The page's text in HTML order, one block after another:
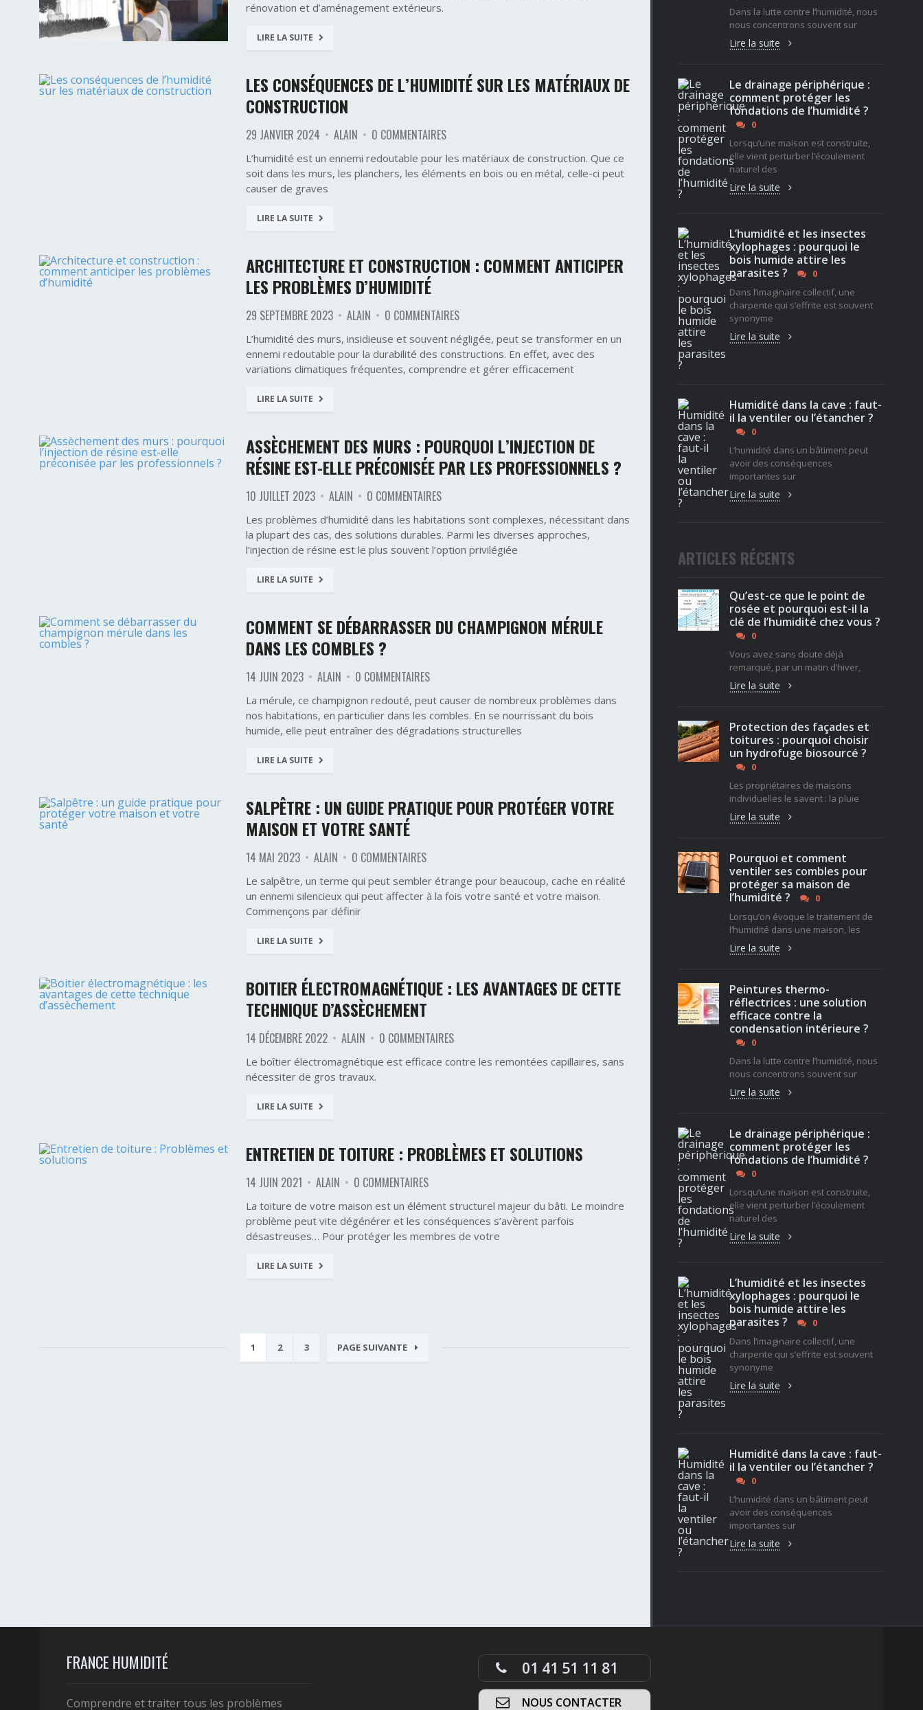
rénovation et d’aménagement extérieurs.
LIRE LA SUITE
LES CONSÉQUENCES DE L’HUMIDITÉ SUR LES MATÉRIAUX DE
CONSTRUCTION
29 JANVIER 2024 ALAIN 0 COMMENTAIRES
L’humidité est un ennemi redoutable pour les matériaux de construction. Que ce
soit dans les murs, les planchers, les éléments en bois ou en métal, celle-ci peut
causer de graves
LIRE LA SUITE
ARCHITECTURE ET CONSTRUCTION : COMMENT ANTICIPER
LES PROBLÈMES D’HUMIDITÉ
29 SEPTEMBRE 2023 ALAIN 0 COMMENTAIRES
L’humidité des murs, insidieuse et souvent négligée, peut se transformer en un
ennemi redoutable pour la durabilité des constructions. En effet, avec des
variations climatiques fréquentes, comprendre et gérer efficacement
LIRE LA SUITE
ASSÈCHEMENT DES MURS : POURQUOI L’INJECTION DE
RÉSINE EST-ELLE PRÉCONISÉE PAR LES PROFESSIONNELS ?
10 JUILLET 2023 ALAIN 0 COMMENTAIRES
Les problèmes d’humidité dans les habitations sont complexes, nécessitant dans
la plupart des cas, des solutions durables. Parmi les diverses approches,
l’injection de résine est le plus souvent l’option privilégiée
LIRE LA SUITE
COMMENT SE DÉBARRASSER DU CHAMPIGNON MÉRULE
DANS LES COMBLES ?
14 JUIN 2023 ALAIN 0 COMMENTAIRES
La mérule, ce champignon redouté, peut causer de nombreux problèmes dans
nos habitations, en particulier dans les combles. En se nourrissant du bois
humide, elle peut entraîner des dégradations structurelles
LIRE LA SUITE
SALPÊTRE : UN GUIDE PRATIQUE POUR PROTÉGER VOTRE
MAISON ET VOTRE SANTÉ
14 MAI 2023 ALAIN 0 COMMENTAIRES
Le salpêtre, un terme qui peut sembler étrange pour beaucoup, cache en réalité
un ennemi silencieux qui peut affecter à la fois votre santé et votre maison.
Commençons par définir
LIRE LA SUITE
BOITIER ÉLECTROMAGNÉTIQUE : LES AVANTAGES DE CETTE
TECHNIQUE D’ASSÈCHEMENT
14 DÉCEMBRE 2022 ALAIN 0 COMMENTAIRES
Le boîtier électromagnétique est efficace contre les remontées capillaires, sans
nécessiter de gros travaux.
LIRE LA SUITE
ENTRETIEN DE TOITURE : PROBLÈMES ET SOLUTIONS
14 JUIN 2021 ALAIN 0 COMMENTAIRES
La toiture de votre maison est un élément structurel majeur du bâti. Le moindre
problème peut vite dégénérer et les conséquences s’avèrent parfois
désastreuses… Pour protéger les membres de votre
LIRE LA SUITE
1 2 3 PAGE SUIVANTE
Dans la lutte contre l’humidité, nous
nous concentrons souvent sur
Lire la suite
Le drainage périphérique :
comment protéger les
fondations de l’humidité ?
0
Lorsqu’une maison est construite,
elle vient perturber l’écoulement
naturel des
Lire la suite
L’humidité et les insectes
xylophages : pourquoi le
bois humide attire les
parasites ?
0
Dans l’imaginaire collectif, une
charpente qui s’effrite est souvent
synonyme
Lire la suite
Humidité dans la cave : faut-
il la ventiler ou l’étancher ?
0
L’humidité dans un bâtiment peut
avoir des conséquences
importantes sur
Lire la suite
ARTICLES RÉCENTS
Qu’est-ce que le point de
rosée et pourquoi est-il la
clé de l’humidité chez vous ?
0
Vous avez sans doute déjà
remarqué, par un matin d’hiver,
Lire la suite
Protection des façades et
toitures : pourquoi choisir
un hydrofuge biosourcé ?
0
Les propriétaires de maisons
individuelles le savent : la pluie
Lire la suite
Pourquoi et comment
ventiler ses combles pour
protéger sa maison de
l’humidité ?
0
Lorsqu’on évoque le traitement de
l’humidité dans une maison, les
Lire la suite
Peintures thermo-
réflectrices : une solution
efficace contre la
condensation intérieure ?
0
Dans la lutte contre l’humidité, nous
nous concentrons souvent sur
Lire la suite
Le drainage périphérique :
comment protéger les
fondations de l’humidité ?
0
Lorsqu’une maison est construite,
elle vient perturber l’écoulement
naturel des
Lire la suite
L’humidité et les insectes
xylophages : pourquoi le
bois humide attire les
parasites ?
0
Dans l’imaginaire collectif, une
charpente qui s’effrite est souvent
synonyme
Lire la suite
Humidité dans la cave : faut-
il la ventiler ou l’étancher ?
0
L’humidité dans un bâtiment peut
avoir des conséquences
importantes sur
Lire la suite
FRANCE HUMIDITÉ
Comprendre et traiter tous les problèmes
01 41 51 11 81
NOUS CONTACTER